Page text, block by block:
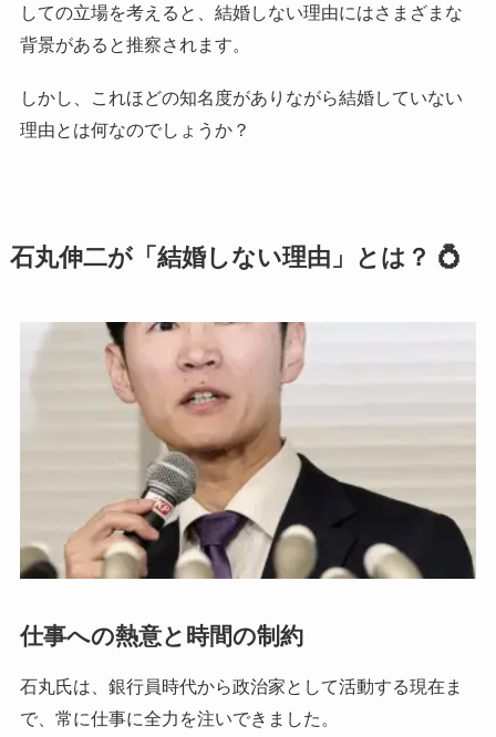
しての立場を考えると、結婚しない理由にはさまざまな
背景があると推察されます。
しかし、これほどの知名度がありながら結婚していない
理由とは何なのでしょうか？
石丸伸二が「結婚しない理由」とは？ 💍
仕事への熱意と時間の制約
石丸氏は、銀行員時代から政治家として活動する現在ま
で、常に仕事に全力を注いできました。